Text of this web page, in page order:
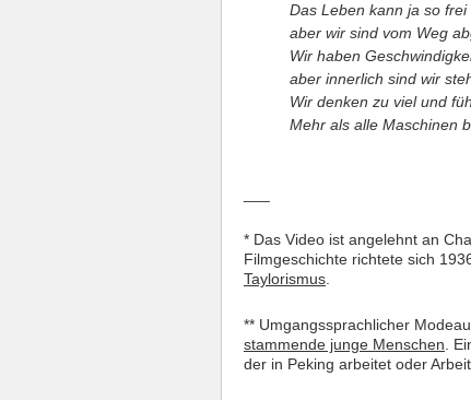
Das Leben kann ja so
aber wir sind vom Weg
Wir haben
aber innerlich sind wir
Wir denken zu viel und
Mehr als alle Maschinen
* Das Video ist angelehnt an
Filmgeschichte richtete sich
Taylorismus.
** Umgangssprachlicher
stammende junge Menschen.
der in Peking arbeitet oder